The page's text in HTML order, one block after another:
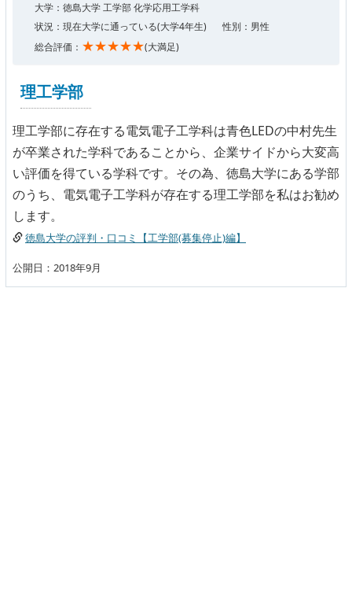
大学：徳島大学 工学部 化学応用工学科
状況：現在大学に通っている(大学4年生)
性別：男性
総合評価： ★★★★★(大満足)
理工学部
理工学部に存在する電気電子工学科は青色LEDの中村先生
が卒業された学科であることから、企業サイドから大変高
い評価を得ている学科です。その為、徳島大学にある学部
のうち、電気電子工学科が存在する理工学部を私はお勧め
します。
徳島大学の評判・口コミ【工学部(募集停止)編】
公開日：2018年9月